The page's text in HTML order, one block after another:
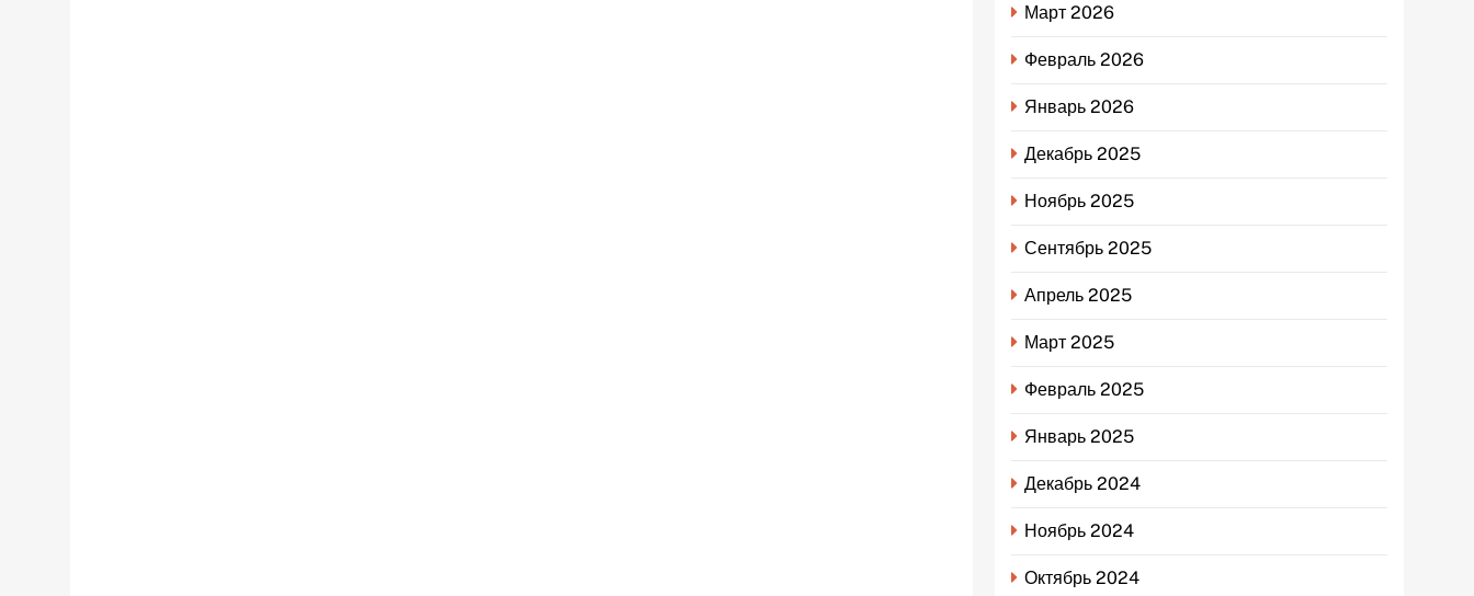
Март 2026
Февраль 2026
Январь 2026
Декабрь 2025
Ноябрь 2025
Сентябрь 2025
Апрель 2025
Март 2025
Февраль 2025
Январь 2025
Декабрь 2024
Ноябрь 2024
Октябрь 2024